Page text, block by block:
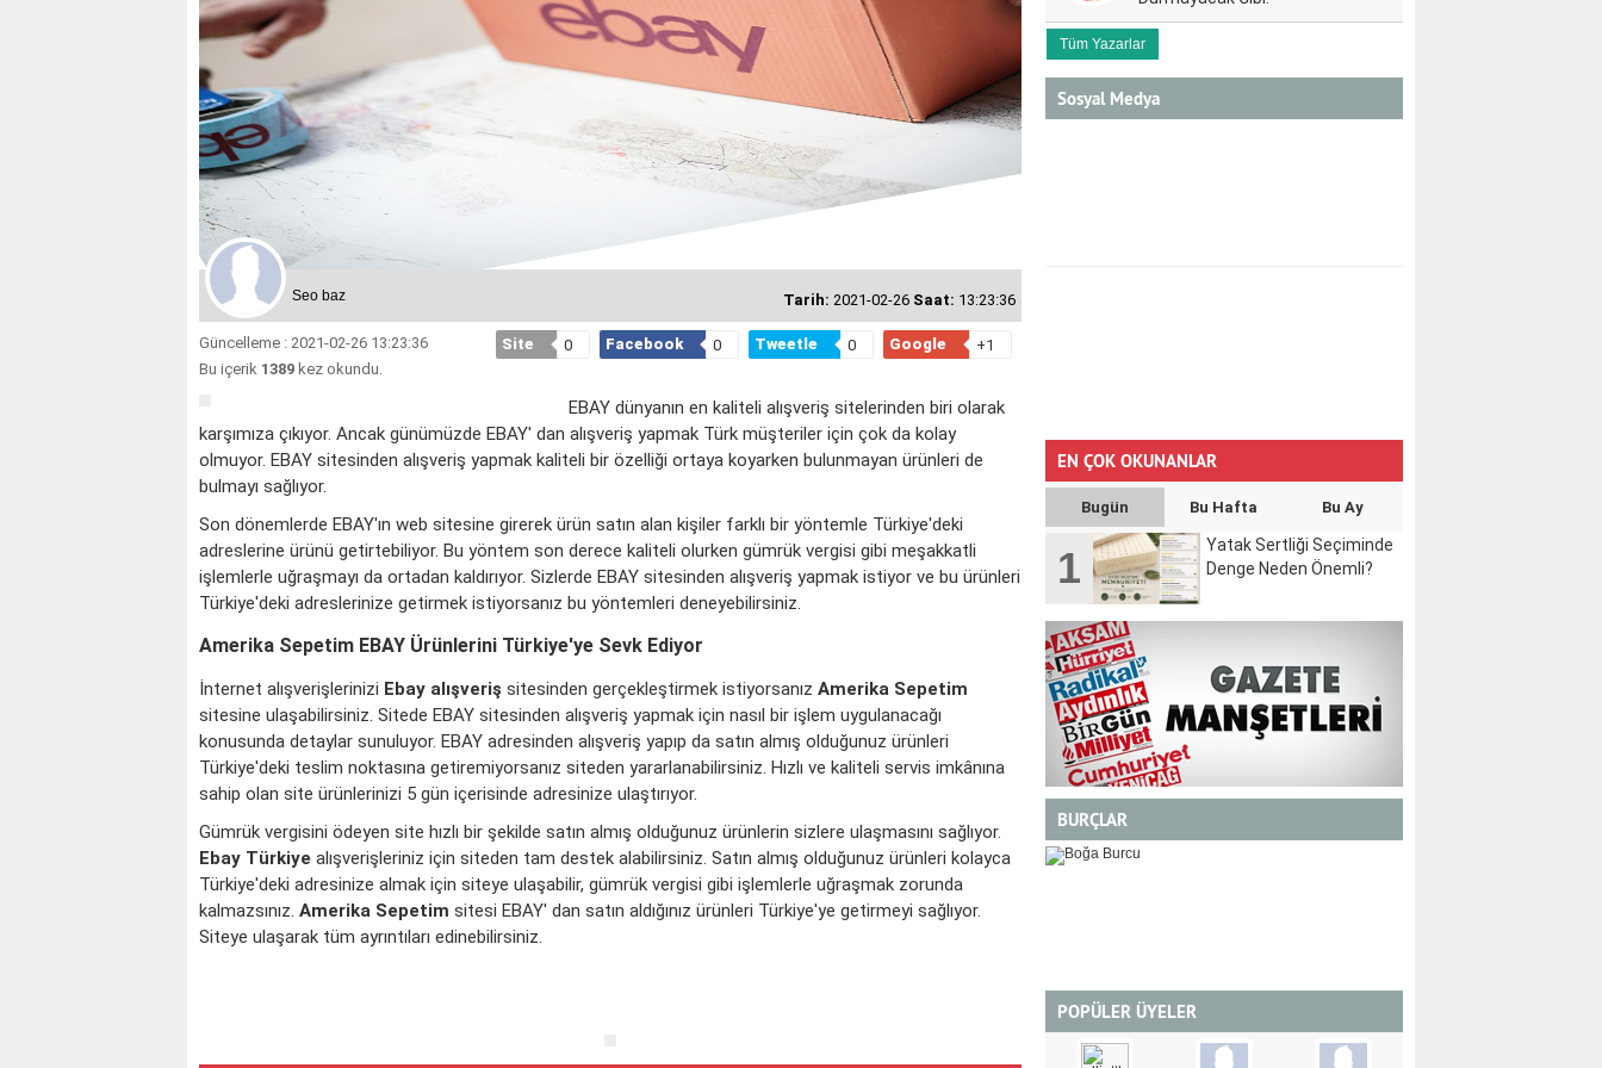
Seo baz Tarih: 2021-02-26 Saat: 13:23:36
Güncelleme : 2021-02-26 13:23:36
Bu içerik 1389 kez okundu.
Site 0 Facebook 0 Tweetle 0 Google +1
EBAY dünyanın en kaliteli alışveriş sitelerinden biri olarak
karşımıza çıkıyor. Ancak günümüzde EBAY' dan alışveriş yapmak Türk müşteriler için çok da kolay
olmuyor. EBAY sitesinden alışveriş yapmak kaliteli bir özelliği ortaya koyarken bulunmayan ürünleri de
bulmayı sağlıyor.
Son dönemlerde EBAY'ın web sitesine girerek ürün satın alan kişiler farklı bir yöntemle Türkiye'deki
adreslerine ürünü getirtebiliyor. Bu yöntem son derece kaliteli olurken gümrük vergisi gibi meşakkatli
işlemlerle uğraşmayı da ortadan kaldırıyor. Sizlerde EBAY sitesinden alışveriş yapmak istiyor ve bu ürünleri
Türkiye'deki adreslerinize getirmek istiyorsanız bu yöntemleri deneyebilirsiniz.
Amerika Sepetim EBAY Ürünlerini Türkiye'ye Sevk Ediyor
İnternet alışverişlerinizi Ebay alışveriş sitesinden gerçekleştirmek istiyorsanız Amerika Sepetim
sitesine ulaşabilirsiniz. Sitede EBAY sitesinden alışveriş yapmak için nasıl bir işlem uygulanacağı
konusunda detaylar sunuluyor. EBAY adresinden alışveriş yapıp da satın almış olduğunuz ürünleri
Türkiye'deki teslim noktasına getiremiyorsanız siteden yararlanabilirsiniz. Hızlı ve kaliteli servis imkânına
sahip olan site ürünlerinizi 5 gün içerisinde adresinize ulaştırıyor.
Gümrük vergisini ödeyen site hızlı bir şekilde satın almış olduğunuz ürünlerin sizlere ulaşmasını sağlıyor.
Ebay Türkiye alışverişleriniz için siteden tam destek alabilirsiniz. Satın almış olduğunuz ürünleri kolayca
Türkiye'deki adresinize almak için siteye ulaşabilir, gümrük vergisi gibi işlemlerle uğraşmak zorunda
kalmazsınız. Amerika Sepetim sitesi EBAY' dan satın aldığınız ürünleri Türkiye'ye getirmeyi sağlıyor.
Siteye ulaşarak tüm ayrıntıları edinebilirsiniz.
Tüm Yazarlar
Sosyal Medya
EN ÇOK OKUNANLAR
Bugün Bu Hafta Bu Ay
1
Yatak Sertliği Seçiminde
Denge Neden Önemli?
BURÇLAR
POPÜLER ÜYELER